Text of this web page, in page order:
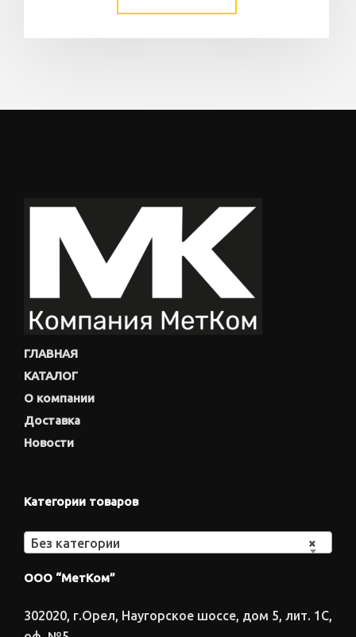
ГЛАВНАЯ
КАТАЛОГ
О компании
Доставка
Новости
Категории товаров
×
Без категории
ООО “МетКом”
302020, г.Орел, Наугорское шоссе, дом 5, лит. 1С,